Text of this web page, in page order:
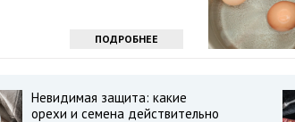
ПОДРОБНЕЕ
Невидимая защита: какие
орехи и семена действительно